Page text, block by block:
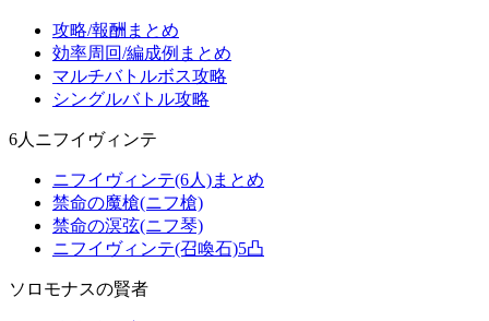
攻略/報酬まとめ
効率周回/編成例まとめ
マルチバトルボス攻略
シングルバトル攻略
6人ニフイヴィンテ
ニフイヴィンテ(6人)まとめ
禁命の魔槍(ニフ槍)
禁命の溟弦(ニフ琴)
ニフイヴィンテ(召喚石)5凸
ソロモナスの賢者